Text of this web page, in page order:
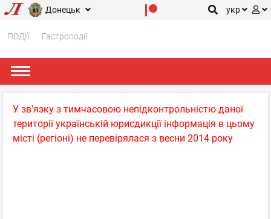
Донецьк укр
ПОДІЇ Гастроподії
У зв'язку з тимчасовою непідконтрольністю даної
території українській юрисдикції інформація в цьому
місті (регіоні) не перевірялася з весни 2014 року